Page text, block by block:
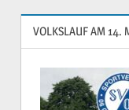
VOLKSLAUF AM 14.